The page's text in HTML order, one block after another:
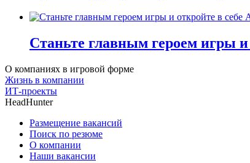
Станьте главным героем игры
О компаниях в игровой форме
Жизнь в компании
ИТ-проекты
HeadHunter
Размещение вакансий
Поиск по резюме
О компании
Наши вакансии